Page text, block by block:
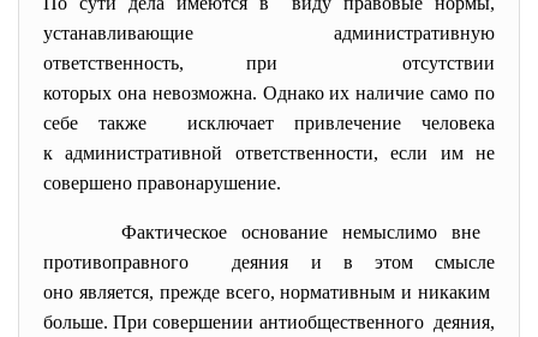
устанавливающие административную
ответственность, при отсутствии
которых она невозможна. Однако их наличие само по
себе также исключает привлечение человека
к административной ответственности, если им не
совершено правонарушение.
Фактическое основание немыслимо вне
противоправного деяния и в этом смысле
оно является, прежде всего, нормативным и никаким
больше. При совершении антиобщественного деяния,